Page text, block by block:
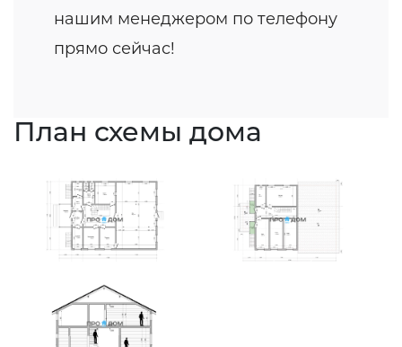
нашим менеджером по телефону
прямо сейчас!
План схемы дома